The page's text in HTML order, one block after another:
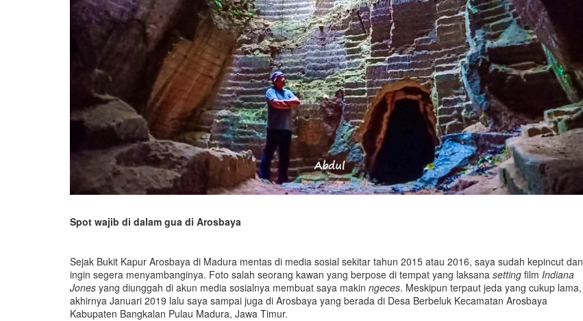
Spot wajib di dalam gua di Arosbaya
Sejak Bukit Kapur Arosbaya di Madura mentas di media sosial sekitar tahun 2015 atau 2016, saya sudah kepincut dan
ingin segera menyambanginya. Foto salah seorang kawan yang berpose di tempat yang laksana setting film Indiana
Jones yang diunggah di akun media sosialnya membuat saya makin ngeces. Meskipun terpaut jeda yang cukup lama,
akhirnya Januari 2019 lalu saya sampai juga di Arosbaya yang berada di Desa Berbeluk Kecamatan Arosbaya
Kabupaten Bangkalan Pulau Madura, Jawa Timur.